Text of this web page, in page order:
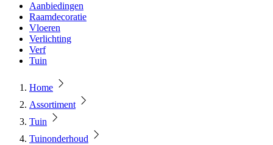
Aanbiedingen
Raamdecoratie
Vloeren
Verlichting
Verf
Tuin
Home
Assortiment
Tuin
Tuinonderhoud